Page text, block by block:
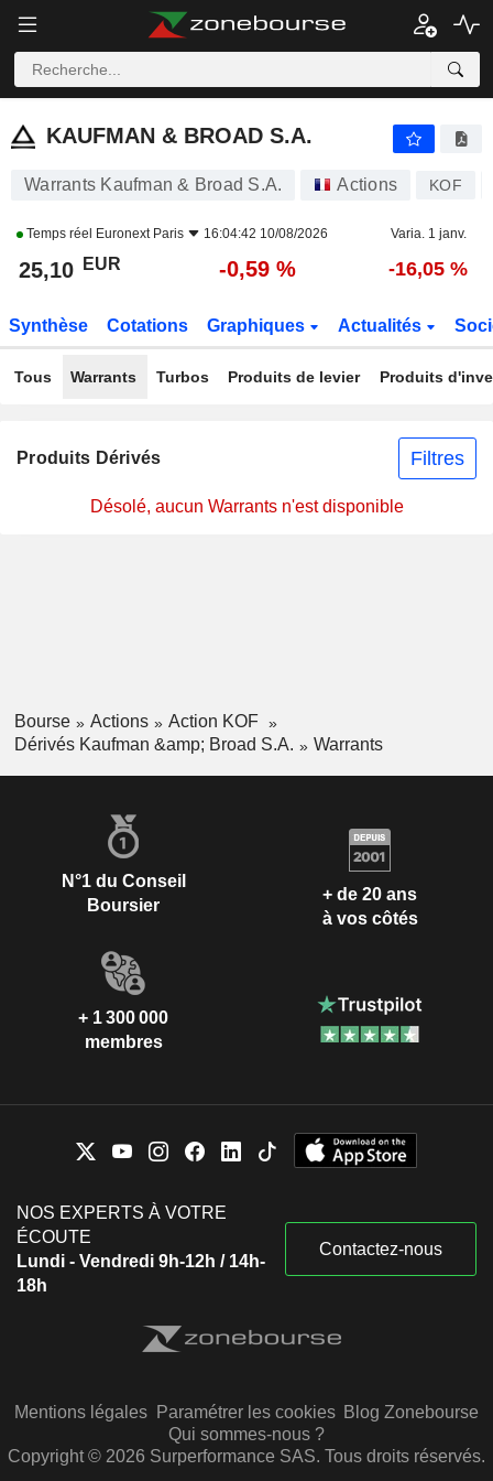
KAUFMAN & BROAD S.A.
KAUFMAN & BROAD S.A.
Warrants Kaufman & Broad S.A. Actions KOF
Temps réel Euronext Paris 16:04:42 10/08/2026 Varia. 1 janv.
25,10 EUR -0,59 % -16,05 %
Synthèse Cotations Graphiques Actualités
Tous Warrants Turbos Produits de levier Produits
Produits Dérivés Filtres
Désolé, aucun Warrants n'est disponible
Bourse Actions
Action KOF
Dérivés Kaufman &amp; Broad S.A.
Warrants
N°1 du Conseil
Boursier
+ de 20 ans
à vos côtés
+ 1 300 000
membres
NOS EXPERTS À VOTRE
ÉCOUTE
Lundi - Vendredi 9h-12h / 14h-
18h
Contactez-nous
Mentions légales Paramétrer les cookies Blog Zonebourse
Qui sommes-nous ?
Copyright © 2026 Surperformance SAS. Tous droits réservés.